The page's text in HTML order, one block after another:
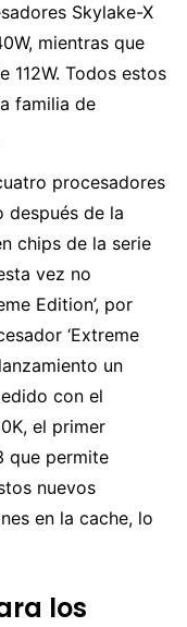
Skylake-X
mientras que
112W. Todos estos
familia de
procesadores
después de la
chips de la serie
vez no
Edition’, por
‘Extreme
un
con el
el primer
que permite
nuevos
en la cache, lo
los